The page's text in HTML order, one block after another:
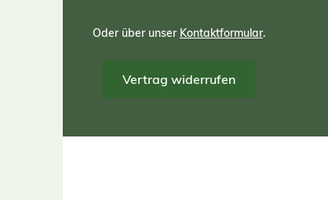
Oder über unser Kontaktformular.
Vertrag widerrufen